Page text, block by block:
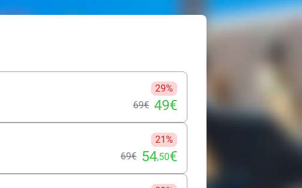
et douceur se rencontrent. Chaque détail
29%
69€ 49€
21%
69€ 54,50€